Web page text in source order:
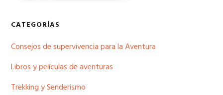
Barra
lateral
principal
CATEGORÍAS
Consejos de supervivencia para la Aventura
Libros y películas de aventuras
Trekking y Senderismo